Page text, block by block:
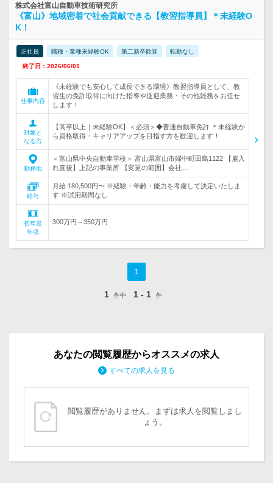
株式会社富山自動車技術研究所
《富山》地域密着で社会貢献できる【教習指導員】＊未経験O
K！
正社員 職種・業種未経験OK 第二新卒歓迎 転勤なし
終了日：2026/06/01
仕事内容
《未経験でも安心して成長できる環境》教習指導員として、教
習生の免許取得に向けた指導や送迎業務・その他雑務をお任せ
します！
対象と
なる方
【高卒以上｜未経験OK】＜必須＞◆普通自動車免許 ＊未経験か
ら資格取得・キャリアアップを目指す方を歓迎します！
勤務地
＜富山県中央自動車学校＞ 富山県富山市婦中町田島1122 【雇入
れ直後】上記の事業所 【変更の範囲】会社…
給与
月給 180,500円〜 ※経験・年齢・能力を考慮して決定いたしま
す ※試用期間なし
初年度
年収
300万円～350万円
1
1 件中 1 - 1 件
あなたの閲覧履歴からオススメの求人
すべての求人を見る
閲覧履歴がありません。まずは求人を閲覧しまし
ょう。